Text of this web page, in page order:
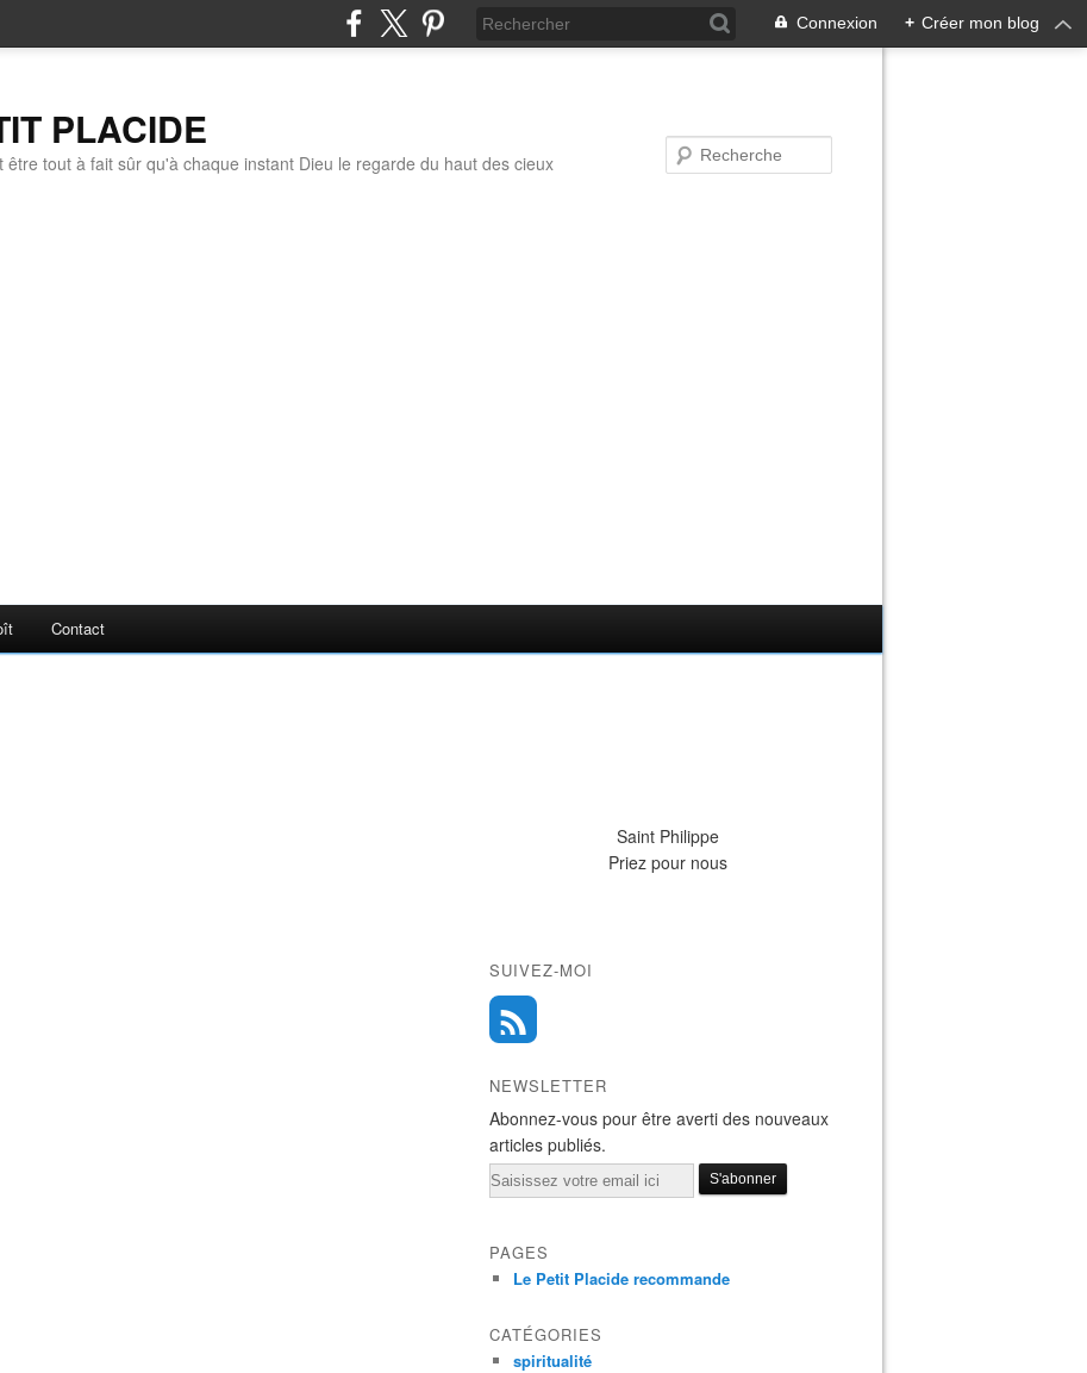
Connexion + Créer mon blog
PLACIDE
être tout à fait sûr qu'à chaque instant Dieu le regarde du haut des cieux
Contact
Saint Philippe
Priez pour nous
SUIVEZ-MOI
NEWSLETTER
Abonnez-vous pour être averti des nouveaux
articles publiés.
Email
PAGES
Le Petit Placide recommande
CATÉGORIES
spiritualité